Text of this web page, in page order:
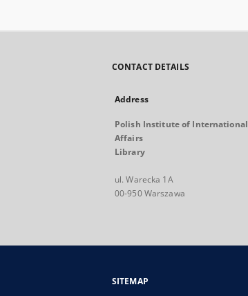
CONTACT DETAILS
Address
Polish Institute of International
Affairs
Library
ul. Warecka 1A
00-950 Warszawa
SITEMAP